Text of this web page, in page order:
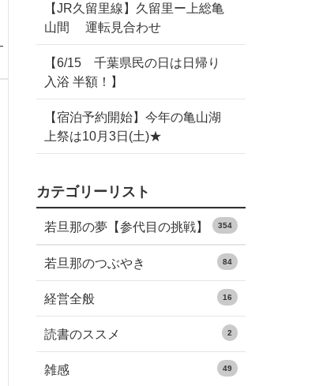
【JR久留里線】久留里ー上総亀
山間 運転見合わせ
【6/15 千葉県民の日は日帰り
入浴 半額！】
【宿泊予約開始】今年の亀山湖
上祭は10月3日(土)★
カテゴリーリスト
若旦那の夢【参代目の挑戦】 354
若旦那のつぶやき 84
経営全般 16
読書のススメ 2
雑感 49